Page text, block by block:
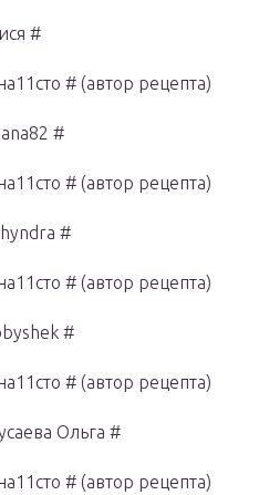
#
# (автор рецепта)
#
# (автор рецепта)
#
# (автор рецепта)
#
# (автор рецепта)
Ольга #
# (автор рецепта)